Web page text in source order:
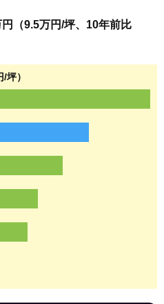
（9.5万円/坪、10年前比
坪）